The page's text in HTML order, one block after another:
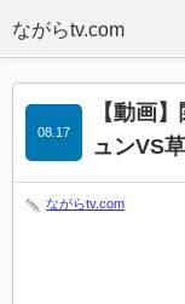
【動画
ュンVS
08.17
ながらtv.com